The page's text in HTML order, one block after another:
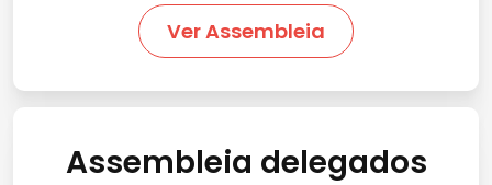
Ver Assembleia
Assembleia delegados